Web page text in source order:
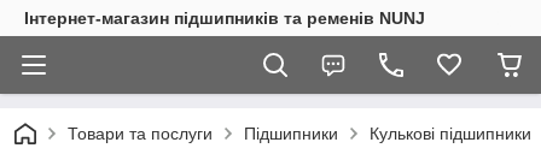
Інтернет-магазин підшипників та ременів NUNJ
Товари та послуги Підшипники Кулькові підшипники